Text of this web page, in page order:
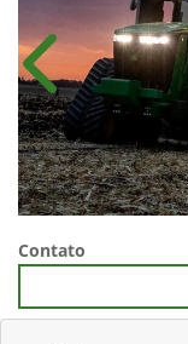
Anterior
Contato